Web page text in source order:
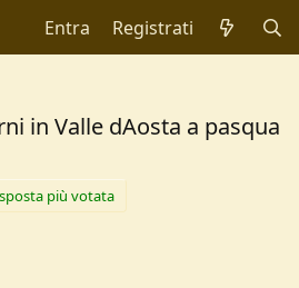
Entra Registrati
in Valle dAosta a pasqua
più votata